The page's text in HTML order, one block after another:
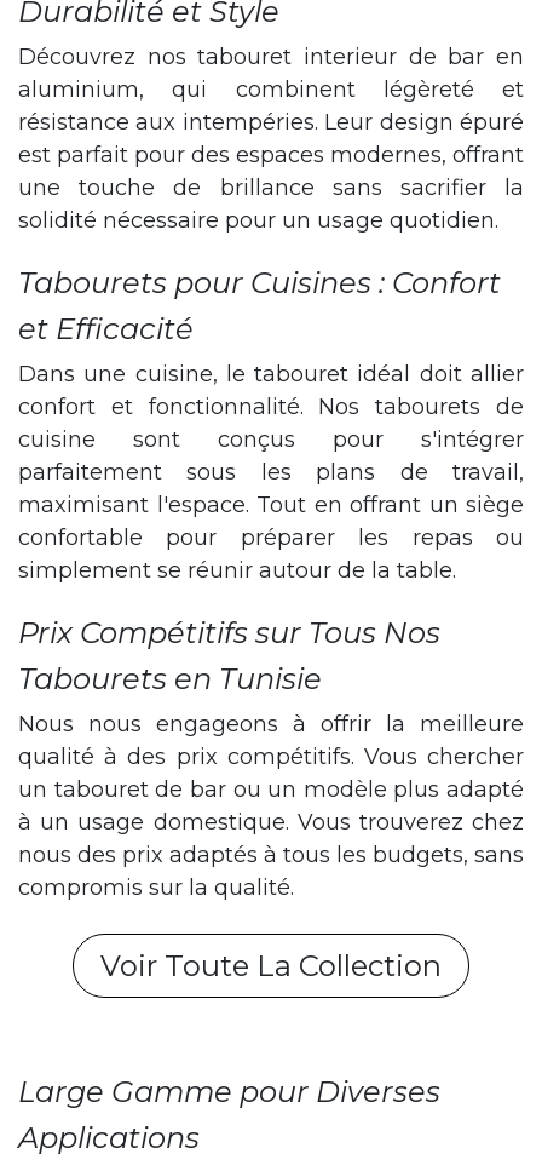
Durabilité et Style
Découvrez nos tabouret interieur de bar en
aluminium, qui combinent légèreté et
résistance aux intempéries. Leur design épuré
est parfait pour des espaces modernes, offrant
une touche de brillance sans sacrifier la
solidité nécessaire pour un usage quotidien.
Tabourets pour Cuisines : Confort
et Efficacité
Dans une cuisine, le tabouret idéal doit allier
confort et fonctionnalité. Nos tabourets de
cuisine sont conçus pour s'intégrer
parfaitement sous les plans de travail,
maximisant l'espace. Tout en offrant un siège
confortable pour préparer les repas ou
simplement se réunir autour de la table.
Prix Compétitifs sur Tous Nos
Tabourets en Tunisie
Nous nous engageons à offrir la meilleure
qualité à des prix compétitifs. Vous chercher
un tabouret de bar ou un modèle plus adapté
à un usage domestique. Vous trouverez chez
nous des prix adaptés à tous les budgets, sans
compromis sur la qualité.
Voir Toute La Collection
Large Gamme pour Diverses
Applications